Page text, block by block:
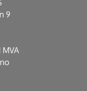
9
MVA